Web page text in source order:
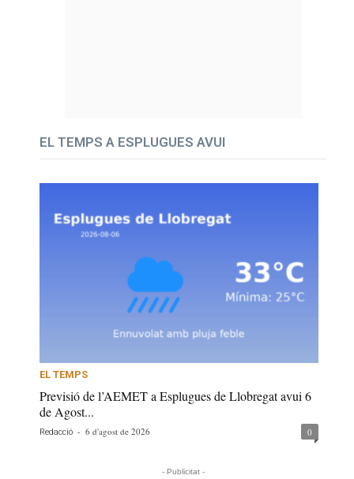
EL TEMPS A ESPLUGUES AVUI
EL TEMPS
Previsió de l’AEMET a Esplugues de Llobregat avui 6
de Agost...
Redacció - 6 d'agost de 2026 0
- Publicitat -